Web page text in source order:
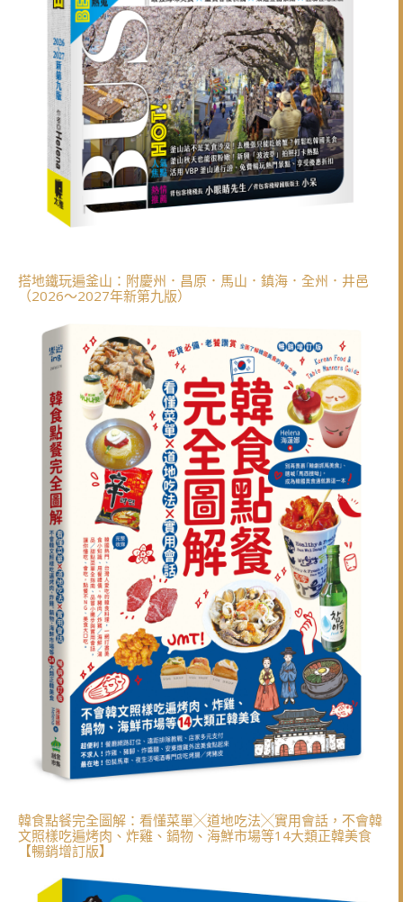
搭地鐵玩遍釜山：附慶州．昌原．馬山．鎮海．全州．井邑
（2026～2027年新第九版）
韓食點餐完全圖解：看懂菜單╳道地吃法╳實用會話，不會韓
文照樣吃遍烤肉、炸雞、鍋物、海鮮市場等14大類正韓美食
【暢銷增訂版】